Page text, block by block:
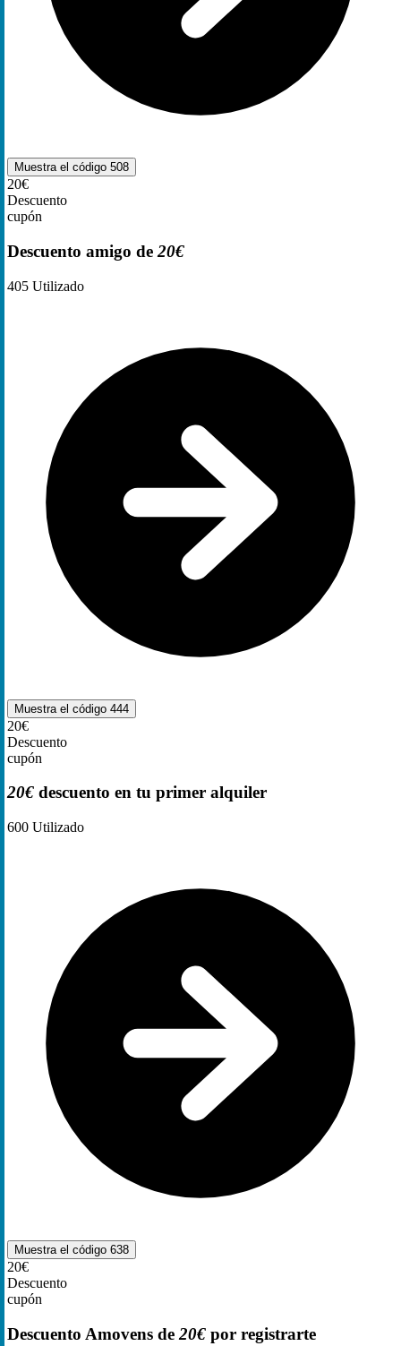
Muestra el código 508
20€
Descuento
cupón
Descuento amigo de 20€
405 Utilizado
Muestra el código 444
20€
Descuento
cupón
20€ descuento en tu primer alquiler
600 Utilizado
Muestra el código 638
20€
Descuento
cupón
Descuento Amovens de 20€ por registrarte